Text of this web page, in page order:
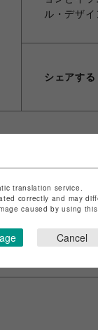
ル・デザ
シェアする
translation service.
correctly and may
caused by using
Cancel